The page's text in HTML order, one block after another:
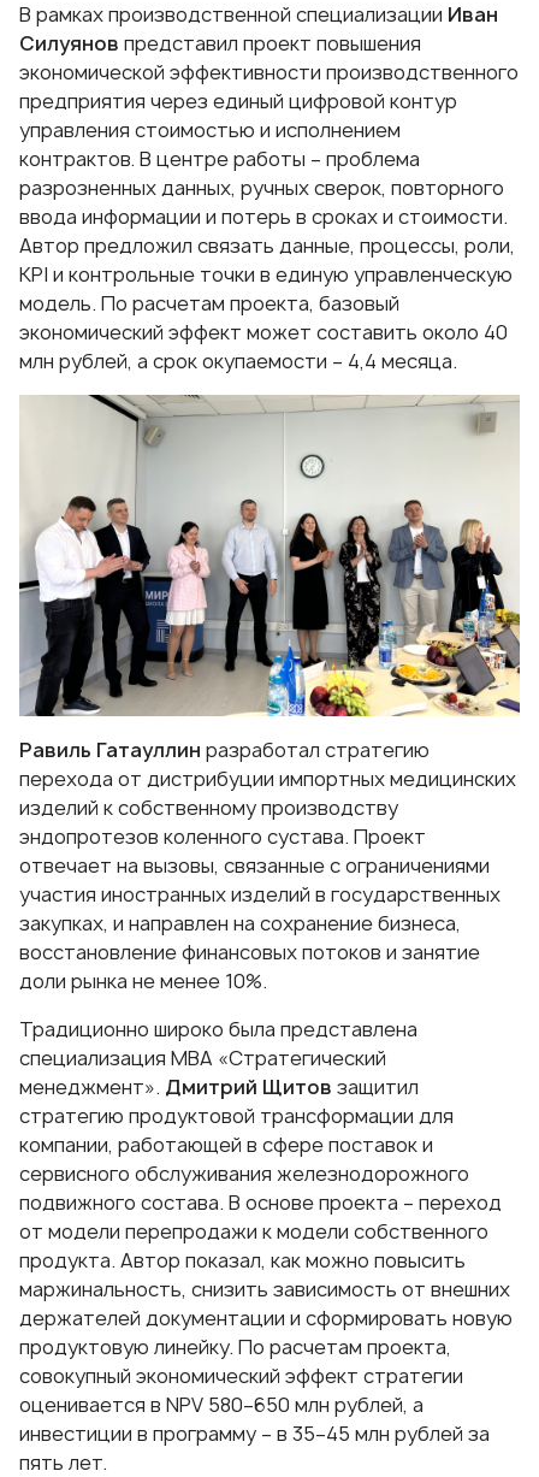
В рамках производственной специализации Иван
Силуянов представил проект повышения
экономической эффективности производственного
предприятия через единый цифровой контур
управления стоимостью и исполнением
контрактов. В центре работы – проблема
разрозненных данных, ручных сверок, повторного
ввода информации и потерь в сроках и стоимости.
Автор предложил связать данные, процессы, роли,
KPI и контрольные точки в единую управленческую
модель. По расчетам проекта, базовый
экономический эффект может составить около 40
млн рублей, а срок окупаемости – 4,4 месяца.
Равиль Гатауллин разработал стратегию
перехода от дистрибуции импортных медицинских
изделий к собственному производству
эндопротезов коленного сустава. Проект
отвечает на вызовы, связанные с ограничениями
участия иностранных изделий в государственных
закупках, и направлен на сохранение бизнеса,
восстановление финансовых потоков и занятие
доли рынка не менее 10%.
Традиционно широко была представлена
специализация MBA «Стратегический
менеджмент». Дмитрий Щитов защитил
стратегию продуктовой трансформации для
компании, работающей в сфере поставок и
сервисного обслуживания железнодорожного
подвижного состава. В основе проекта – переход
от модели перепродажи к модели собственного
продукта. Автор показал, как можно повысить
маржинальность, снизить зависимость от внешних
держателей документации и сформировать новую
продуктовую линейку. По расчетам проекта,
совокупный экономический эффект стратегии
оценивается в NPV 580–650 млн рублей, а
инвестиции в программу – в 35–45 млн рублей за
пять лет.